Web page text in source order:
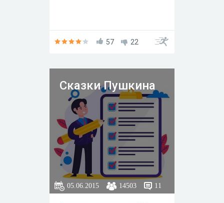
57 22
Сказки Пушкина
05.06.2015 14503 11